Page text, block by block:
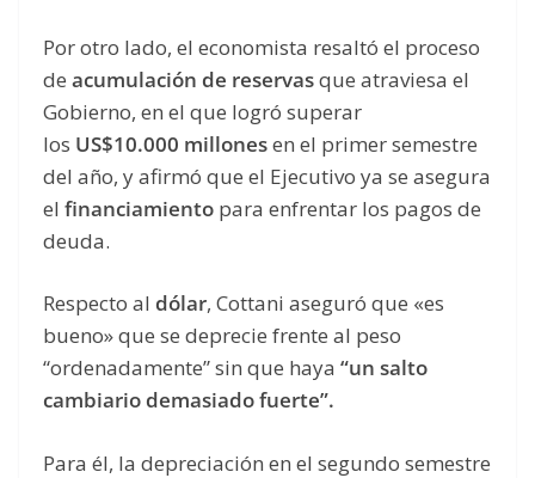
Por otro lado, el economista resaltó el proceso
de acumulación de reservasque atraviesa el
Gobierno, en el que logró superar
los US$10.000 millonesen el primer semestre
del año, y afirmó que el Ejecutivo ya se asegura
el financiamiento para enfrentar los pagos de
deuda.
Respecto al dólar, Cottani aseguró que «es
bueno» que se deprecie frente al peso
“ordenadamente” sin que haya “un salto
cambiario demasiado fuerte”.
Para él, la depreciación en el segundo semestre